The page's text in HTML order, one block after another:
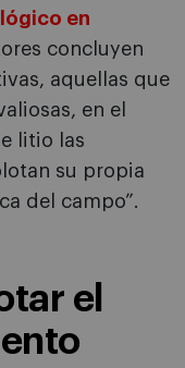
en
concluyen
aquellas que
en el
litio las
su propia
del campo”.
el